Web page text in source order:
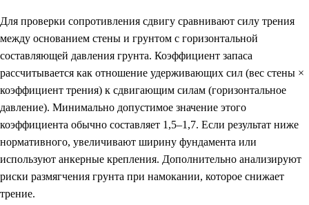
Для проверки сопротивления сдвигу сравнивают силу трения
между основанием стены и грунтом с горизонтальной
составляющей давления грунта. Коэффициент запаса
рассчитывается как отношение удерживающих сил (вес стены ×
коэффициент трения) к сдвигающим силам (горизонтальное
давление). Минимально допустимое значение этого
коэффициента обычно составляет 1,5–1,7. Если результат ниже
нормативного, увеличивают ширину фундамента или
используют анкерные крепления. Дополнительно анализируют
риски размягчения грунта при намокании, которое снижает
трение.